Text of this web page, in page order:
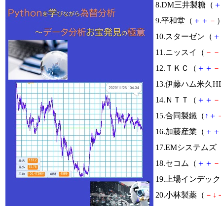
8.DM三井製糖（ ＋
9.平和堂（ ＋ ＋ －
10.スターゼン（ ＋
11.ニッスイ（ － －
12.ＴＫＣ（ ＋ ＋ －
13.伊藤ハム米久
14.ＮＴＴ（ ＋ ＋ －
15.合同製鐵（ ↑ ＋
16.加藤産業（ ＋ ＋
17.EMシステムズ
18.セコム（ ＋ ＋ －
19.上場インデッ
20.小林製薬（ － ↓